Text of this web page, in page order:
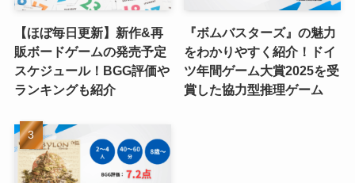
【ほぼ毎日更新】新作&再
販ボードゲームの発売予定
スケジュール！BGG評価や
ランキングも紹介
『ボムバスターズ』の魅力
をわかりやすく紹介！ドイ
ツ年間ゲーム大賞2025を受
賞した協力型推理ゲーム